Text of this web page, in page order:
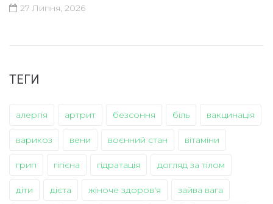
27 Липня, 2026
ТЕГИ
алергія артрит безсоння біль вакцинація
варикоз вени воєнний стан вітаміни
грип гігієна гідратація догляд за тілом
діти дієта жіноче здоров'я зайва вага